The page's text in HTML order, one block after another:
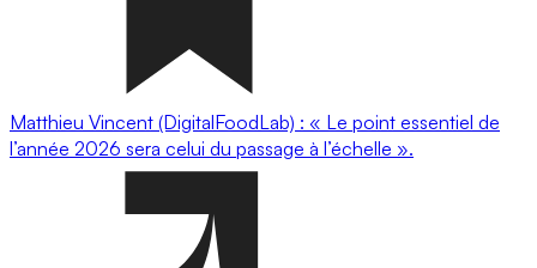
Matthieu Vincent (DigitalFoodLab) : « Le point essentiel de
l’année 2026 sera celui du passage à l’échelle ».